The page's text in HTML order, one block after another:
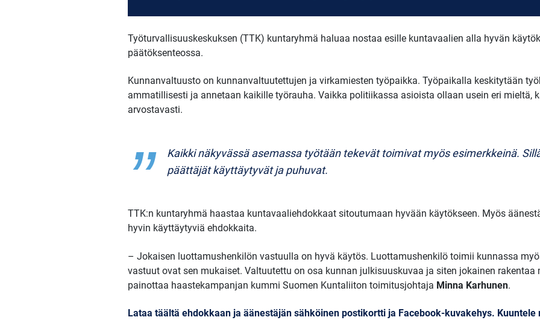
Työturvallisuuskeskuksen (TTK) kuntaryhmä haluaa nostaa esille kuntavaalien alla hyvän
päätöksenteossa.
Kunnanvaltuusto on kunnanvaltuutettujen ja virkamiesten työpaikka. Työpaikalla keskitytään
ammatillisesti ja annetaan kaikille työrauha. Vaikka politiikassa asioista ollaan usein eri mieltä,
arvostavasti.
Kaikki näkyvässä asemassa työtään tekevät toimivat myös esimerkkeinä.
päättäjät käyttäytyvät ja puhuvat.
TTK:n kuntaryhmä haastaa kuntavaaliehdokkaat sitoutumaan hyvään käytökseen. Myös
hyvin käyttäytyviä ehdokkaita.
– Jokaisen luottamushenkilön vastuulla on hyvä käytös. Luottamushenkilö toimii kunnassa
vastuut ovat sen mukaiset. Valtuutettu on osa kunnan julkisuuskuvaa ja siten jokainen
painottaa haastekampanjan kummi Suomen Kuntaliiton toimitusjohtaja Minna Karhunen.
Lataa täältä ehdokkaan ja äänestäjän sähköinen postikortti ja Facebook-kuvakehys.